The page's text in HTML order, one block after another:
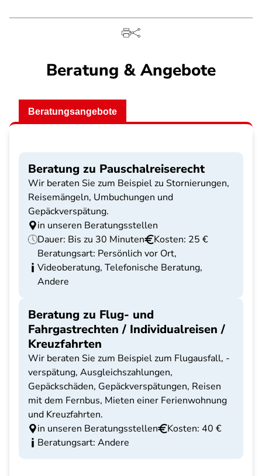
Beratung & Angebote
Beratungsangebote
Beratung zu Pauschalreiserecht
Wir beraten Sie zum Beispiel zu Stornierungen,
Reisemängeln, Umbuchungen und
Gepäckverspätung.
in unseren Beratungsstellen
Dauer: Bis zu 30 Minuten
Kosten: 25 €
Beratungsart: Persönlich vor Ort,
Videoberatung, Telefonische Beratung,
Andere
Beratung zu Flug- und
Fahrgastrechten / Individualreisen /
Kreuzfahrten
Wir beraten Sie zum Beispiel zum Flugausfall, -
verspätung, Ausgleichszahlungen,
Gepäckschäden, Gepäckverspätungen, Reisen
mit dem Fernbus, Mieten einer Ferienwohnung
und Kreuzfahrten.
in unseren Beratungsstellen
Kosten: 40 €
Beratungsart: Andere